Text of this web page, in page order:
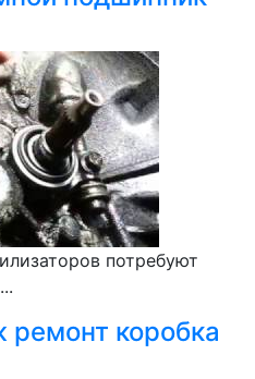
потребуют
ремонт коробка